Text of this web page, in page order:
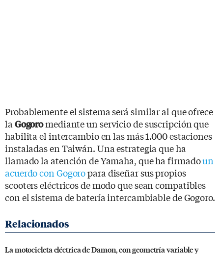
Probablemente el sistema será similar al que ofrece
la Gogoromediante un servicio de suscripción que
habilita el intercambio en las más 1.000 estaciones
instaladas en Taiwán. Una estrategia que ha
llamado la atención de Yamaha, que ha firmadoun
acuerdo con Gogoropara diseñar sus propios
scooters eléctricos de modo que sean compatibles
con el sistema de batería intercambiable de Gogoro.
La motocicleta eléctrica de Damon, con geometría variable y